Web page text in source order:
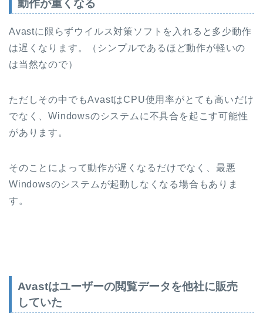
動作が重くなる
Avastに限らずウイルス対策ソフトを入れると多少動作
は遅くなります。（シンプルであるほど動作が軽いの
は当然なので）
ただしその中でもAvastはCPU使用率がとても高いだけ
でなく、Windowsのシステムに不具合を起こす可能性
があります。
そのことによって動作が遅くなるだけでなく、最悪
Windowsのシステムが起動しなくなる場合もありま
す。
Avastはユーザーの閲覧データを他社に販売
していた